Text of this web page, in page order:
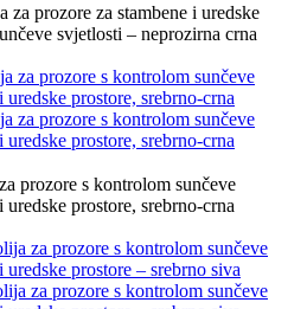
prozore za stambene i uredske
svjetlosti – neprozirna crna
prozore s kontrolom sunčeve
uredske prostore, srebrno-crna